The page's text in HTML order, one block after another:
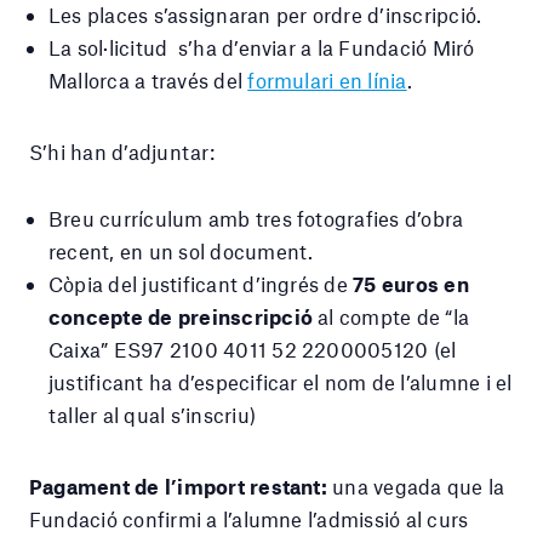
Les places s’assignaran per ordre d’inscripció.
La sol·licitud s’ha d’enviar a la Fundació Miró
Mallorca a través delformulari en línia
S’hi han d’adjuntar:
Breu currículum amb tres fotografies d’obra
recent, en un sol document.
Còpia del justificant d’ingrés de75 euros en
concepte de preinscripció al compte de “la
Caixa” ES97 2100 4011 52 2200005120 (el
justificant ha d’especificar el nom de l’alumne i el
taller al qual s’inscriu)
Pagament de l’import restant: una vegada que la
Fundació confirmi a l’alumne l’admissió al curs